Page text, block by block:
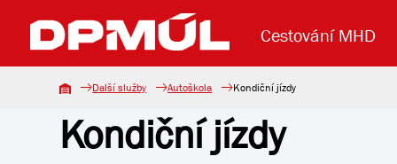
Cestování MHD
Uzavření mostu Dr. E. Beneše
Lanová dráha Reklama
Základní údaje Aktuality
Další služby Autoškola Kondiční jízdy
Kondiční jízdy